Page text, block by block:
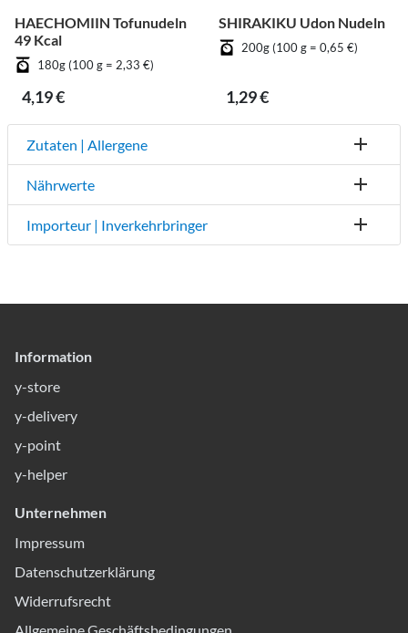
HAECHOMIIN Tofunudeln
49 Kcal
180g (100 g = 2,33 €)
4,19 €
SHIRAKIKU Udon Nudeln
200g (100 g = 0,65 €)
1,29 €
Zutaten | Allergene
Nährwerte
Importeur | Inverkehrbringer
Information
y-store
y-delivery
y-point
y-helper
Unternehmen
Impressum
Datenschutzerklärung
Widerrufsrecht